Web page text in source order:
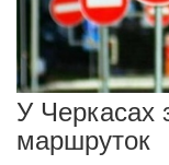
У Черкасах
маршруток